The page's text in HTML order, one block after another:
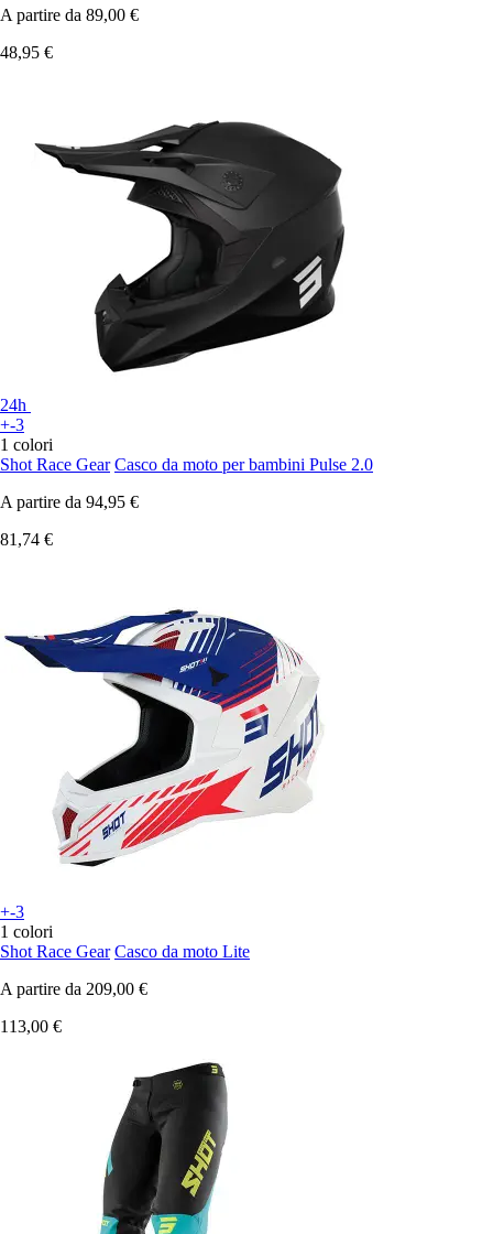
A partire da 89,00 €
48,95 €
24h
+-3
1 colori
Shot Race Gear Casco da moto per bambini Pulse 2.0
A partire da 94,95 €
81,74 €
+-3
1 colori
Shot Race Gear Casco da moto Lite
A partire da 209,00 €
113,00 €